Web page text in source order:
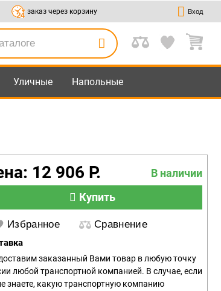
заказ через корзину Вход
Уличные Напольные
12 906 Р.
В наличии
Купить
Избранное Сравнение
заказанный Вами товар в любую точку
любой транспортной компанией. В случае, если
знаете, какую транспортную компанию